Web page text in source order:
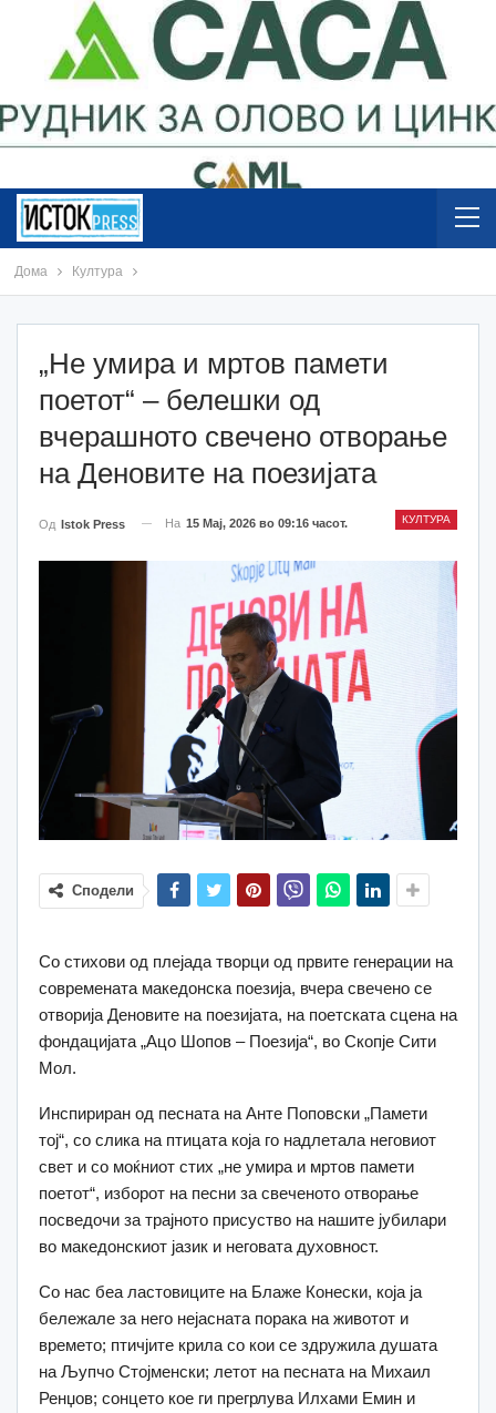
Дома Култура
„Не умира и мртов памети
поетот“ – белешки од
вчерашното свечено отворање
на Деновите на поезијата
КУЛТУРА
Од Istok Press На 15 Мај, 2026 во 09:16 часот.
Сподели
Со стихови од плејада творци од првите генерации на
современата македонска поезија, вчера свечено се
отворија Деновите на поезијата, на поетската сцена на
фондацијата „Ацо Шопов – Поезија“, во Скопје Сити
Мол.
Инспириран од песната на Анте Поповски „Памети
тој“, со слика на птицата која го надлетала неговиот
свет и со моќниот стих „не умира и мртов памети
поетот“, изборот на песни за свеченото отворање
посведочи за трајното присуство на нашите јубилари
во македонскиот јазик и неговата духовност.
Со нас беа ластовиците на Блаже Конески, која ја
бележале за него нејасната порака на животот и
времето; птичјите крила со кои се здружила душата
на Љупчо Стојменски; летот на песната на Михаил
Ренџов; сонцето кое ги прегрлува Илхами Емин и